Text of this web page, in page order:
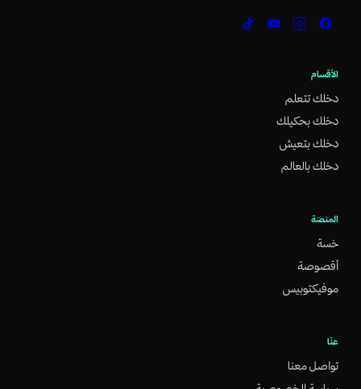
الأقسام
دخلك تتعلم
دخلك بحكيلك
دخلك بتعيش
دخلك بالعالم
المنصّة
خسة
أقصوصة
موفيكتوبيس
عنّا
تواصل معنا